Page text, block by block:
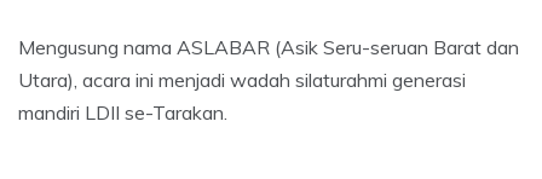
Mengusung nama ASLABAR (Asik Seru-seruan Barat dan
Utara), acara ini menjadi wadah silaturahmi generasi
mandiri LDII se-Tarakan.